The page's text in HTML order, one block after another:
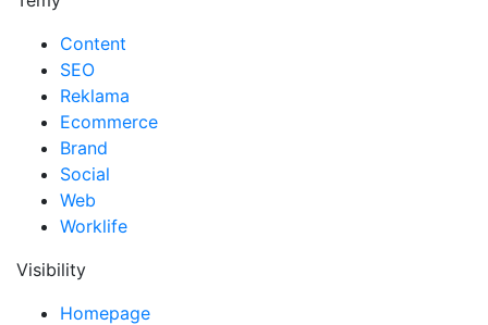
Content
SEO
Reklama
Ecommerce
Brand
Social
Web
Worklife
Visibility
Homepage